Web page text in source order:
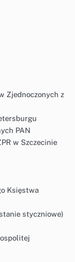
Zjednoczonych z
PAN
w Szczecinie
Księstwa
styczniowe)